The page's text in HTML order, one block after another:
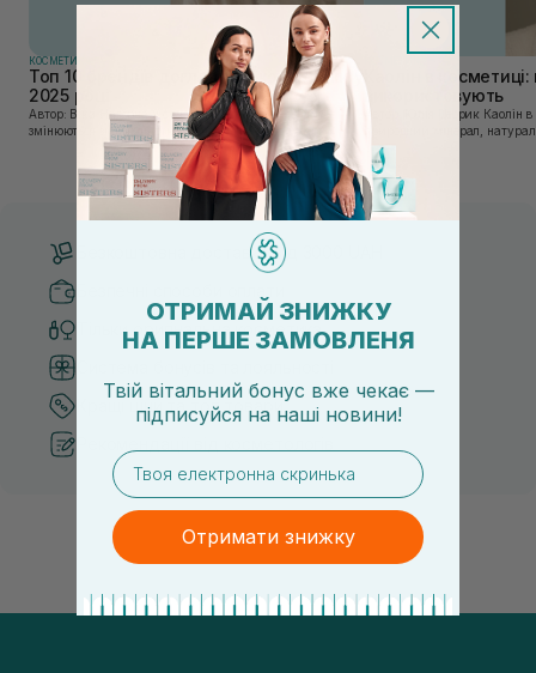
КОСМЕТИКА
Топ 10 брендів доглядової косметики у
2025 році
Автор: Віка Нагорна У сучасному світі, де тренди
змінюються зі швидкістю світла, а ринок популярної
косметики переповнений новими пропозиціями, вибір
засобу для себе стає справжнім викликом. 2025 р...
Каолін в
використовують
Автор: Юлія Цебрик Каолін в косметології – це
природний мінерал,
безліч переваг для шкіри
завдяки великій кількості
Безкоштовна доставка від 3000 UAH
Тільки оригінальна косметика
Кращі ціни та топ товари
ОТРИМАЙ ЗНИЖКУ
НА ПЕРШЕ ЗАМОВЛЕНЯ
Твій вітальний бонус вже чекає —
підписуйся на наші новини!
email
Отримати знижку